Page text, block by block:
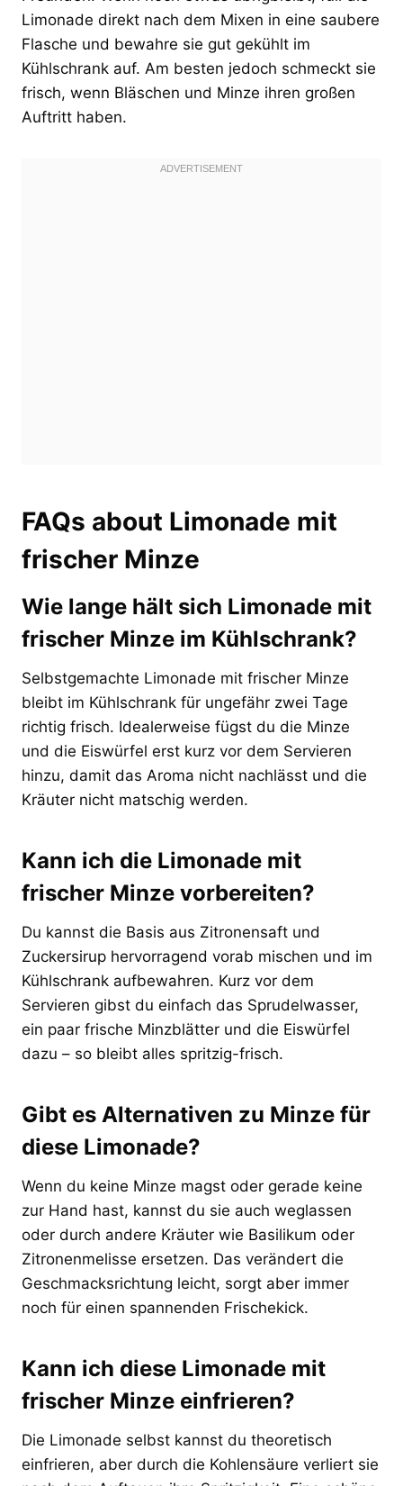
Limonade direkt nach dem Mixen in eine saubere
Flasche und bewahre sie gut gekühlt im
Kühlschrank auf. Am besten jedoch schmeckt sie
frisch, wenn Bläschen und Minze ihren großen
Auftritt haben.
FAQs about Limonade mit
frischer Minze
Wie lange hält sich Limonade mit
frischer Minze im Kühlschrank?
Selbstgemachte Limonade mit frischer Minze
bleibt im Kühlschrank für ungefähr zwei Tage
richtig frisch. Idealerweise fügst du die Minze
und die Eiswürfel erst kurz vor dem Servieren
hinzu, damit das Aroma nicht nachlässt und die
Kräuter nicht matschig werden.
Kann ich die Limonade mit
frischer Minze vorbereiten?
Du kannst die Basis aus Zitronensaft und
Zuckersirup hervorragend vorab mischen und im
Kühlschrank aufbewahren. Kurz vor dem
Servieren gibst du einfach das Sprudelwasser,
ein paar frische Minzblätter und die Eiswürfel
dazu – so bleibt alles spritzig-frisch.
Gibt es Alternativen zu Minze für
diese Limonade?
Wenn du keine Minze magst oder gerade keine
zur Hand hast, kannst du sie auch weglassen
oder durch andere Kräuter wie Basilikum oder
Zitronenmelisse ersetzen. Das verändert die
Geschmacksrichtung leicht, sorgt aber immer
noch für einen spannenden Frischekick.
Kann ich diese Limonade mit
frischer Minze einfrieren?
Die Limonade selbst kannst du theoretisch
einfrieren, aber durch die Kohlensäure verliert sie